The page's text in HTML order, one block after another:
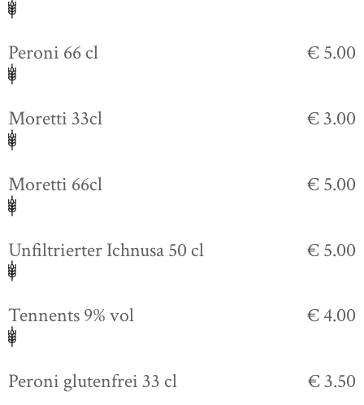
Peroni 66 cl € 5.00
Moretti 33cl € 3.00
Moretti 66cl € 5.00
Unfiltrierter Ichnusa 50 cl € 5.00
Tennents 9% vol € 4.00
Peroni glutenfrei 33 cl
€ 3.50